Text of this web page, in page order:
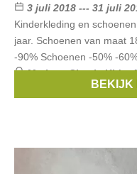
3 juli 2018 --- 31 juli
Kinderkleding en
jaar. Schoenen van maat
-90% Schoenen -50% -
Merken:Simple Kids,
BEKIJK